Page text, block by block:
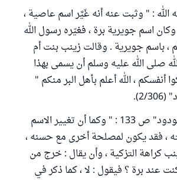
الله : " وثبت عنه أنه غَيَّر اسم عاصية ،
اسم جويرية برة ، فغيّره رسول الله
، باسم جويرية . وقالت زينب بنت أم
صلى الله عليه وسلم أن يسمى بهذا
أنفسكم ، الله أعلم بأهل البر منكم "
وقال في "تحفة المودود" ص 133 : " وكما أن تغيير الاسم
، فقد يكون لمصلحة أخرى مع حسنه ،
كراهة التزكية ، وأن يقال : خرج من
عند برة ؟ فيقول : لا ، كما ذكر في